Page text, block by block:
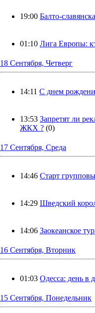
19:00 Балто-
01:10 Лига Европы:
18 Сентября, Четверг
14:11 С днем
13:53 Запретят ли
ЖКХ ? (0)
17 Сентября, Среда
14:46 Старт
14:29 Шведский
14:06 Заокеанское
16 Сентября, Вторник
01:03 Одесса: день в
15 Сентября, Понедельник